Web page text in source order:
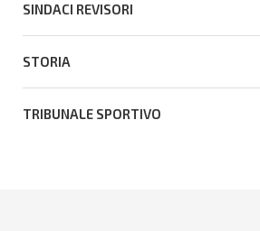
SINDACI REVISORI
STORIA
TRIBUNALE SPORTIVO